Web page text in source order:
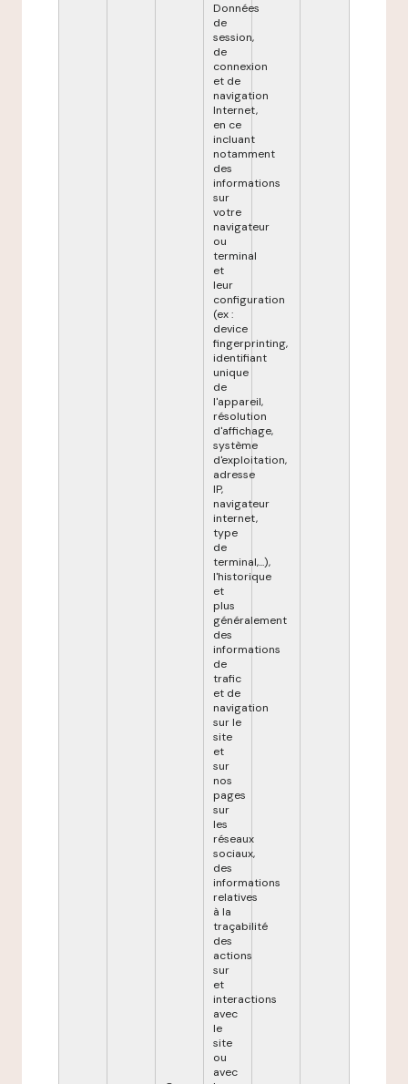
Données
de
session,
de
connexion
et de
navigation
Internet,
en ce
incluant
notamment
des
informations
sur
votre
navigateur
ou
terminal
et
leur
configuration
(ex :
device
fingerprinting,
identifiant
unique
de
l'appareil,
résolution
d'affichage,
système
d'exploitation,
adresse
IP,
navigateur
internet,
type
de
terminal,...),
l'historique
et
plus
généralement
des
informations
de
trafic
et de
navigation
sur le
site
et
sur
nos
pages
sur
les
réseaux
sociaux,
des
informations
relatives
à la
traçabilité
des
actions
sur
et
interactions
avec
le
site
ou
avec